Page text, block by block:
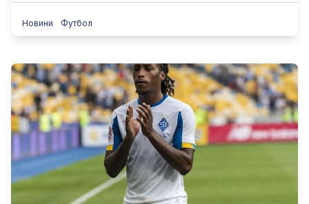
Новини Футбол